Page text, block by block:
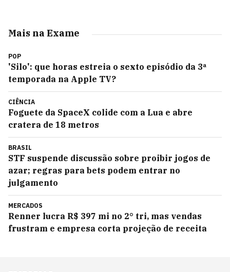
Mais na Exame
POP
'Silo': que horas estreia o sexto episódio da 3ª
temporada na Apple TV?
CIÊNCIA
Foguete da SpaceX colide com a Lua e abre
cratera de 18 metros
BRASIL
STF suspende discussão sobre proibir jogos de
azar; regras para bets podem entrar no
julgamento
MERCADOS
Renner lucra R$ 397 mi no 2° tri, mas vendas
frustram e empresa corta projeção de receita